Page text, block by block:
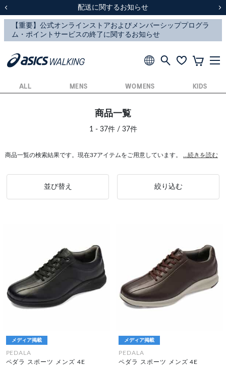
スクスク（SUKU2）価格改定のお知らせ
配送に関するお知らせ
スクスク（SUKU2）価格改定のお知らせ
配送に関するお知らせ
ALL MENS WOMENS KIDS
商品一覧
1 - 37件 / 37件
商品一覧の検索結果です。現在37アイテムをご用意しています。 ...続きを読む
並び替え 絞り込む
メディア掲載
PEDALA
ペダラ スポーツ メンズ 4E
メディア掲載
PEDALA
ペダラ スポーツ メンズ 4E